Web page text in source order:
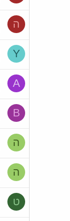
ה
Y
A
B
ה
ה
ט